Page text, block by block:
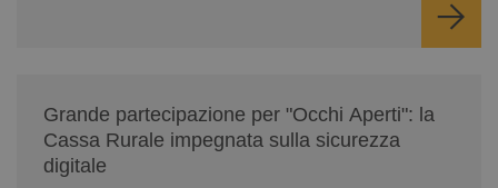
Grande partecipazione per "Occhi Aperti": la
Cassa Rurale impegnata sulla sicurezza
digitale